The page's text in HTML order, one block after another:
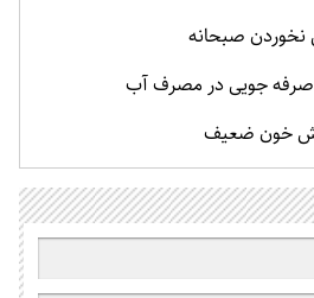
نخوردن صبحانه
جویی در مصرف آب
خون ضعیف